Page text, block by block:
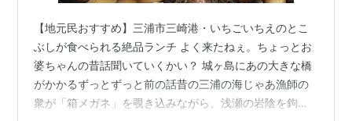
【地元民おすすめ】三浦市三崎港・いちごいちえのとこ
ぶしが食べられる絶品ランチ よく来たねぇ。ちょっとお
婆ちゃんの昔話聞いていくかい？ 城ヶ島にあの大きな橋
がかかるずっとずっと前の話昔の三浦の海じゃあ漁師の
衆が「箱メガネ」を覗き込みながら、浅瀬の岩陰を鉤